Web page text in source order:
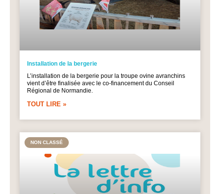
Installation de la bergerie
L’installation de la bergerie pour la troupe ovine avranchins
vient d’être finalisée avec le co-financement du Conseil
Régional de Normandie.
TOUT LIRE »
NON CLASSÉ